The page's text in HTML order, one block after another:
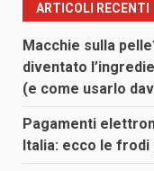
ARTICOLI RECENTI
Macchie sulla
diventato
(e come usarlo
Pagamenti
Italia: ecco le